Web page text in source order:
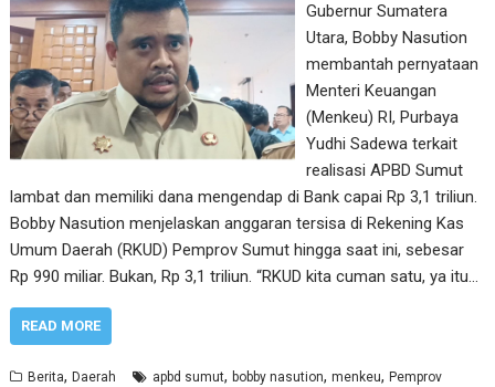
Gubernur Sumatera
Utara, Bobby Nasution
membantah pernyataan
Menteri Keuangan
(Menkeu) RI, Purbaya
Yudhi Sadewa terkait
realisasi APBD Sumut
lambat dan memiliki dana mengendap di Bank capai Rp 3,1 triliun.
Bobby Nasution menjelaskan anggaran tersisa di Rekening Kas
Umum Daerah (RKUD) Pemprov Sumut hingga saat ini, sebesar
Rp 990 miliar. Bukan, Rp 3,1 triliun. “RKUD kita cuman satu, ya itu…
READ MORE
Berita,Daerah apbd sumut,bobby nasution,menkeu,Pemprov